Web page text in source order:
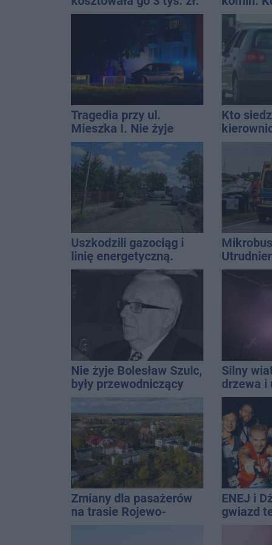
Do tego 13 punktów
Tragedia przy ul.
Mieszka I. Nie żyje
osoba, która wypadła z
czwartego piętra
Kto
Uszkodzili gazociąg i
linię energetyczną.
Interweniowały służby
Nie żyje Bolesław Szulc,
były przewodniczący
Rady Miejskiej i
wieloletni dyrektor SP
14
Silny
drzewa i
dach. To
ostrzeżeń
Zmiany dla pasażerów
na trasie Rojewo-
ENEJ i
gwiazd
święta